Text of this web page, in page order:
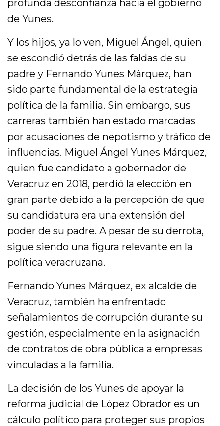
profunda desconfianza hacia el gobierno
de Yunes.
Y los hijos, ya lo ven, Miguel Ángel, quien
se escondió detrás de las faldas de su
padre y Fernando Yunes Márquez, han
sido parte fundamental de la estrategia
política de la familia. Sin embargo, sus
carreras también han estado marcadas
por acusaciones de nepotismo y tráfico de
influencias. Miguel Ángel Yunes Márquez,
quien fue candidato a gobernador de
Veracruz en 2018, perdió la elección en
gran parte debido a la percepción de que
su candidatura era una extensión del
poder de su padre. A pesar de su derrota,
sigue siendo una figura relevante en la
política veracruzana.
Fernando Yunes Márquez, ex alcalde de
Veracruz, también ha enfrentado
señalamientos de corrupción durante su
gestión, especialmente en la asignación
de contratos de obra pública a empresas
vinculadas a la familia.
La decisión de los Yunes de apoyar la
reforma judicial de López Obrador es un
cálculo político para proteger sus propios